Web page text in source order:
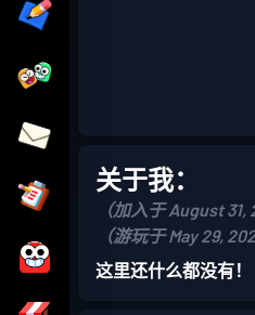
关于我：
（加入于 August 31,
（游玩于 May 29,
这里还什么都没有！